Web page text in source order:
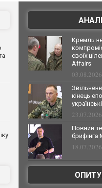
Кремль
своїх
Affairs
кінець
Повний